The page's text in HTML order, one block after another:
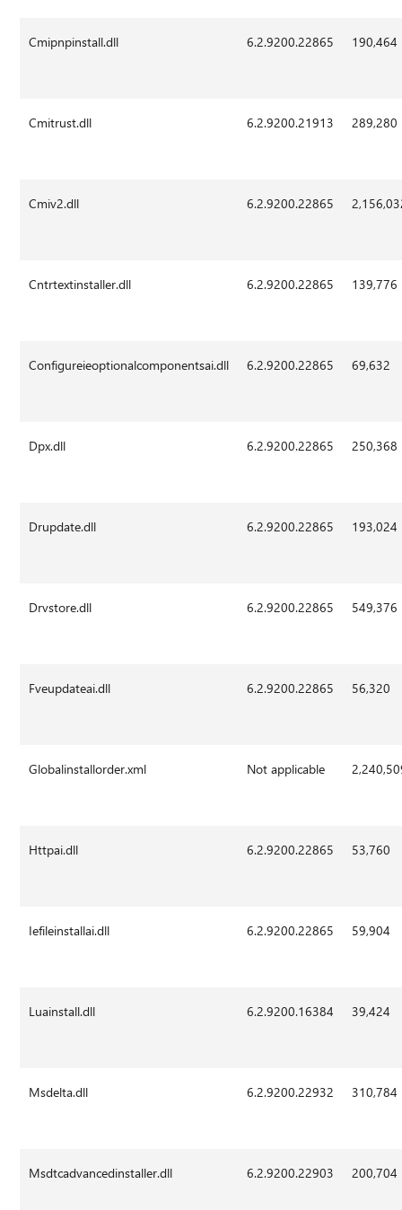
Cmipnpinstall.dll 6.2.9200.22865 190,464
Cmitrust.dll 6.2.9200.21913 289,280
Cmiv2.dll 6.2.9200.22865
Cntrtextinstaller.dll 6.2.9200.22865 139,776
Configureieoptionalcomponentsai.dll 6.2.9200.22865 69,632
Dpx.dll 6.2.9200.22865 250,368
Drupdate.dll 6.2.9200.22865 193,024
Drvstore.dll 6.2.9200.22865 549,376
Fveupdateai.dll 6.2.9200.22865 56,320
Globalinstallorder.xml Not applicable
Httpai.dll 6.2.9200.22865 53,760
Iefileinstallai.dll 6.2.9200.22865 59,904
Luainstall.dll 6.2.9200.16384 39,424
Msdelta.dll 6.2.9200.22932 310,784
Msdtcadvancedinstaller.dll 6.2.9200.22903 200,704